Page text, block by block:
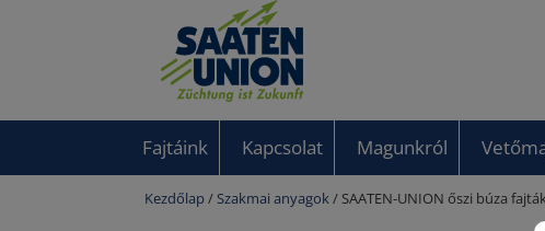
Fajtáink Kapcsolat Magunkról
Kezdőlap/ Szakmai anyagok/ SAATEN-UNION őszi búza